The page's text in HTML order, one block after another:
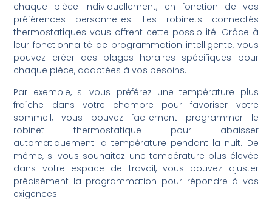
chaque pièce individuellement, en fonction de vos
préférences personnelles. Les robinets connectés
thermostatiques vous offrent cette possibilité. Grâce à
leur fonctionnalité de programmation intelligente, vous
pouvez créer des plages horaires spécifiques pour
chaque pièce, adaptées à vos besoins.
Par exemple, si vous préférez une température plus
fraîche dans votre chambre pour favoriser votre
sommeil, vous pouvez facilement programmer le
robinet thermostatique pour abaisser
automatiquement la température pendant la nuit. De
même, si vous souhaitez une température plus élevée
dans votre espace de travail, vous pouvez ajuster
précisément la programmation pour répondre à vos
exigences.